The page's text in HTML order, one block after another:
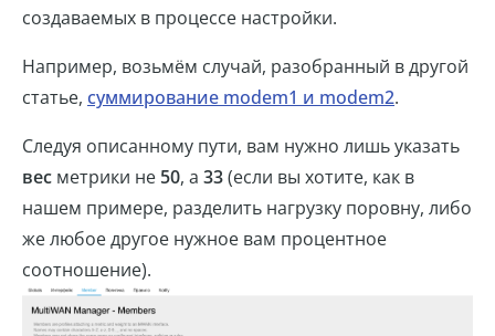
создаваемых в процессе настройки.
Например, возьмём случай, разобранный в другой
статье, суммирование modem1 и modem2.
Следуя описанному пути, вам нужно лишь указать
вес метрики не 50, а 33(если вы хотите, как в
нашем примере, разделить нагрузку поровну, либо
же любое другое нужное вам процентное
соотношение).